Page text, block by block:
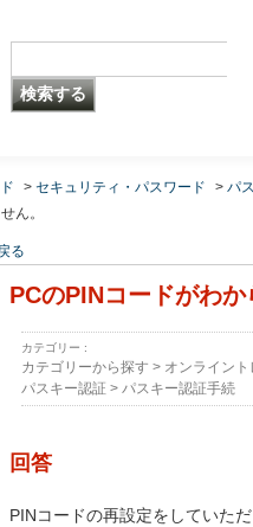
> セキュリティ・パスワード > パ
ん。
る
PCのPINコードがわか
カテゴリー :
カテゴリーから探す > オンライン
パスキー認証 > パスキー認証手続
回答
PINコードの再設定をしていた